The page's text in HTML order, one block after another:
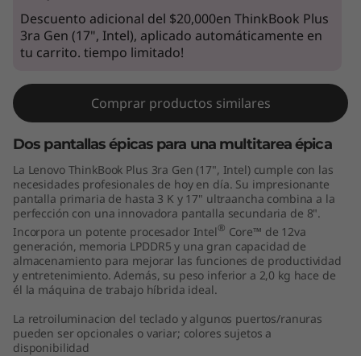
n
e
Descuento adicional del $20,000en ThinkBook Plus
3ra Gen (17", Intel), aplicado automáticamente en
tu carrito. tiempo limitado!
Comprar productos similares
Dos pantallas épicas para una multitarea épica
La Lenovo ThinkBook Plus 3ra Gen (17", Intel) cumple con las
necesidades profesionales de hoy en día. Su impresionante
pantalla primaria de hasta 3 K y 17" ultraancha combina a la
perfección con una innovadora pantalla secundaria de 8".
Incorpora un potente procesador Intel® Core™ de 12va
generación, memoria LPDDR5 y una gran capacidad de
almacenamiento para mejorar las funciones de productividad
y entretenimiento. Además, su peso inferior a 2,0 kg hace de
él la máquina de trabajo híbrida ideal.
La retroiluminacion del teclado y algunos puertos/ranuras
pueden ser opcionales o variar; colores sujetos a
disponibilidad